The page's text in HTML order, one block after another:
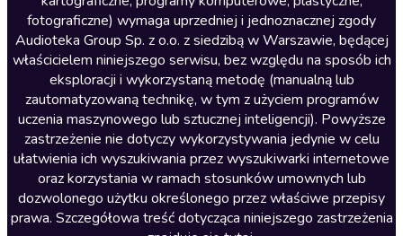
Nagrania relaksacyjne
Nauka języków
Nauki humanistyczne
Podcasty i audycje
Polityka
Prasa
Religia
Romans
fotograficzne) wymaga uprzedniej i jednoznacznej zgody
Audioteka Group Sp. z o.o. z siedzibą w Warszawie, będącej
właścicielem niniejszego serwisu, bez względu na sposób ich
eksploracji i wykorzystaną metodę (manualną lub
zautomatyzowaną technikę, w tym z użyciem programów
uczenia maszynowego lub sztucznej inteligencji). Powyższe
zastrzeżenie nie dotyczy wykorzystywania jedynie w celu
ułatwienia ich wyszukiwania przez wyszukiwarki internetowe
oraz korzystania w ramach stosunków umownych lub
dozwolonego użytku określonego przez właściwe przepisy
prawa. Szczegółowa treść dotycząca niniejszego zastrzeżenia